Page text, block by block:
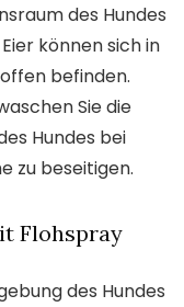
des Hundes
können sich in
befinden.
Sie die
Hundes bei
zu beseitigen.
Flohspray
des Hundes